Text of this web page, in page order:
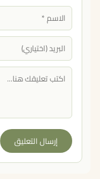
إرسال التعليق